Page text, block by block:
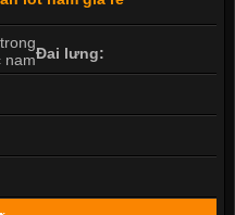
Đai lưng: